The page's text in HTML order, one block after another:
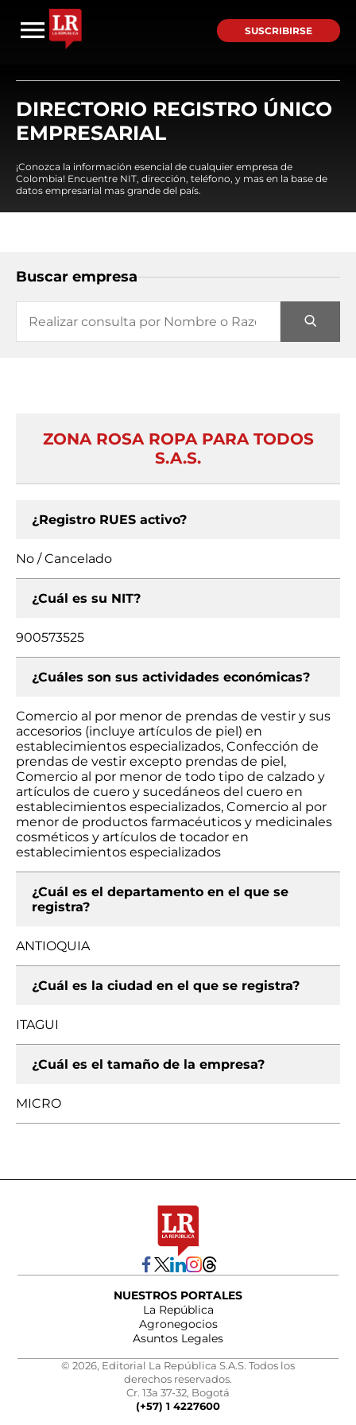
SUSCRIBIRSE
DIRECTORIO REGISTRO ÚNICO
EMPRESARIAL
¡Conozca la información esencial de cualquier empresa de
Colombia! Encuentre NIT, dirección, teléfono, y mas en la base de
datos empresarial mas grande del país.
Buscar empresa
ZONA ROSA ROPA PARA TODOS
S.A.S.
¿Registro RUES activo?
No / Cancelado
¿Cuál es su NIT?
900573525
¿Cuáles son sus actividades económicas?
Comercio al por menor de prendas de vestir y sus
accesorios (incluye artículos de piel) en
establecimientos especializados, Confección de
prendas de vestir excepto prendas de piel,
Comercio al por menor de todo tipo de calzado y
artículos de cuero y sucedáneos del cuero en
establecimientos especializados, Comercio al por
menor de productos farmacéuticos y medicinales
cosméticos y artículos de tocador en
establecimientos especializados
¿Cuál es el departamento en el que se
registra?
ANTIOQUIA
¿Cuál es la ciudad en el que se registra?
ITAGUI
¿Cuál es el tamaño de la empresa?
MICRO
NUESTROS PORTALES
La República
Agronegocios
Asuntos Legales
© 2026, Editorial La República S.A.S. Todos los
derechos reservados.
Cr. 13a 37-32, Bogotá
(+57) 1 4227600